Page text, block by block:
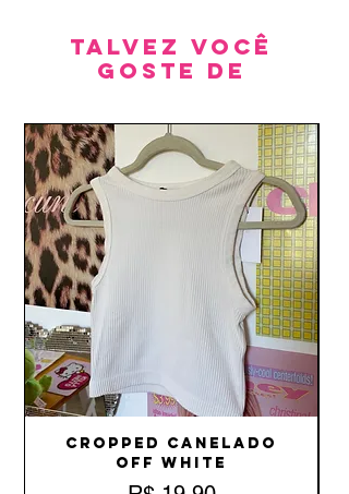
Talvez você
goste de
Cropped Canelado
Off White